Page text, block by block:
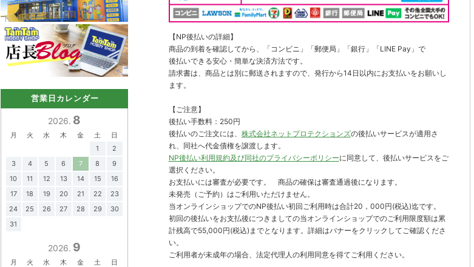
【NP後払いの詳細】
商品の到着を確認してから、「コンビニ」「郵便局」「銀行」「LINE Pay」で
後払いできる安心・簡単な決済方法です。
請求書は、商品とは別に郵送されますので、発行から14日以内にお支払いをお願いし
ます。
【ご注意】
後払い手数料：250円
後払いのご注文には、 株式会社ネットプロテクションズの後払いサービスが適用さ
れ、同社へ代金債権を譲渡します。
NP後払い利用規約及び同社のプライバシーポリシーに同意して、後払いサービスをご
選択ください。
お支払いには審査が必要です。 商品の確保は審査通過後になります。
未発売（ご予約）はご利用いただけません。
当オンラインショップでのNP後払い初回ご利用時は合計20，000円(税込)迄です。
初回の後払いをお支払後につきましての当オンラインショップでのご利用限度額は累
計残高で55,000円(税込)までとなります。詳細はバナーをクリックしてご確認くださ
い。
ご利用者が未成年の場合、法定代理人の利用同意を得てご利用ください。
営業日カレンダー
2026. 8
月 火 水 木 金 土
日
1
2
3
4 5 6 7 8
9
10
11 12 13 14 15
16
17
18 19 20 21 22
23
24
25 26 27 28 29
30
31
2026. 9
月 火 水 木 金 土
日